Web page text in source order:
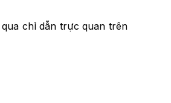
chỉ dẫn trực quan trên